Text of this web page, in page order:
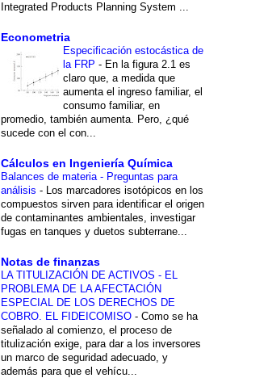
Integrated Products Planning System ...
Econometria
Especificación estocástica de
la FRP - En la figura 2.1 es
claro que, a medida que
aumenta el ingreso familiar, el
consumo familiar, en
promedio, también aumenta. Pero, ¿qué
sucede con el con...
Cálculos en Ingeniería Química
Balances de materia - Preguntas para
análisis -
Los marcadores isotópicos en los
compuestos sirven para identificar el origen
de contaminantes ambientales, investigar
fugas en tanques y duetos subterrane...
Notas de finanzas
LA TITULIZACIÓN DE ACTIVOS - EL
PROBLEMA DE LA AFECTACIÓN
ESPECIAL DE LOS DERECHOS DE
COBRO. EL FIDEICOMISO - Como se ha
señalado al comienzo, el proceso de
titulización exige, para dar a los inversores
un marco de seguridad adecuado, y
además para que el vehícu...